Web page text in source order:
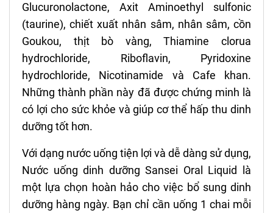
Glucuronolactone, Axit Aminoethyl sulfonic
(taurine), chiết xuất nhân sâm, nhân sâm, cồn
Goukou, thịt bò vàng, Thiamine clorua
hydrochloride, Riboflavin, Pyridoxine
hydrochloride, Nicotinamide và Cafe khan.
Những thành phần này đã được chứng minh là
có lợi cho sức khỏe và giúp cơ thể hấp thu dinh
dưỡng tốt hơn.
Với dạng nước uống tiện lợi và dễ dàng sử dụng,
Nước uống dinh dưỡng Sansei Oral Liquid là
một lựa chọn hoàn hảo cho việc bổ sung dinh
dưỡng hàng ngày. Bạn chỉ cần uống 1 chai mỗi